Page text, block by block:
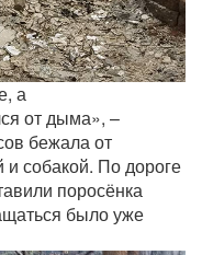
а
от дыма», –
бежала от
и собакой. По дороге
поросёнка
было уже